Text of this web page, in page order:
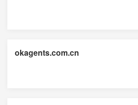
okagents.com.cn